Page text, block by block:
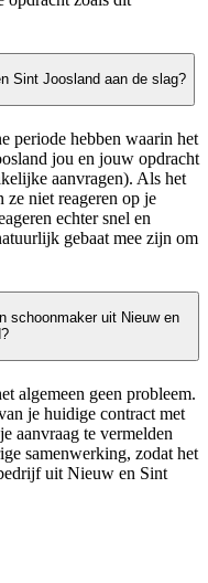
Sint Joosland aan de slag?
periode hebben waarin het
jou en jouw opdracht
aanvragen). Als het
niet reageren op je
echter snel en
gebaat mee zijn om
schoonmaker uit Nieuw en
algemeen geen probleem.
je huidige contract met
aanvraag te vermelden
samenwerking, zodat het
uit Nieuw en Sint